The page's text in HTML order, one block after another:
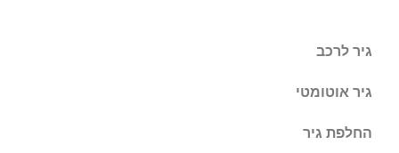
גיר לרכב
גיר אוטומטי
החלפת גיר